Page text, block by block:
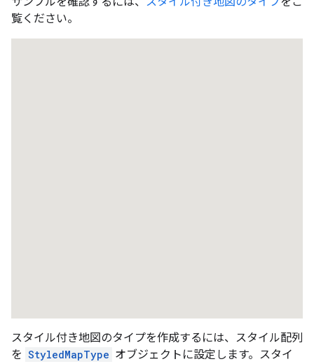
覧ください。
スタイル付き地図のタイプを作成するには、スタイル配列
を StyledMapType オブジェクトに設定します。スタイ